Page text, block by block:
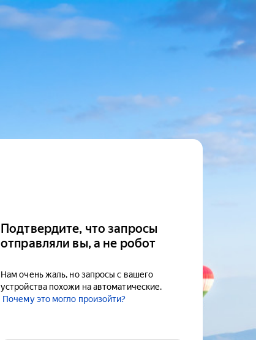
Подтвердите, что запросы
отправляли вы, а не робот
Нам очень жаль, но запросы с вашего
устройства похожи на автоматические.
Почему это могло произойти?